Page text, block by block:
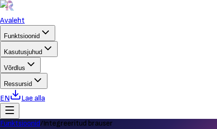
Avaleht
Funktsioonid
Kasutusjuhud
Võrdlus
Ressursid
EN Lae alla
Funktsioonid/Integreeritud brauser